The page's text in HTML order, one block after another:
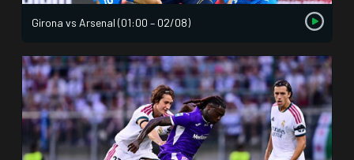
Girona vs Arsenal (01:00 – 02/08)